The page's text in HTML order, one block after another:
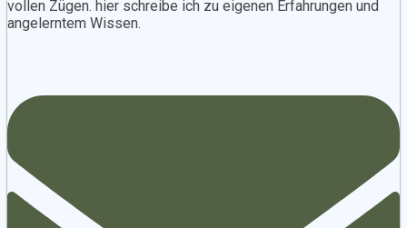
vollen Zügen. hier schreibe ich zu eigenen Erfahrungen und
angelerntem Wissen.